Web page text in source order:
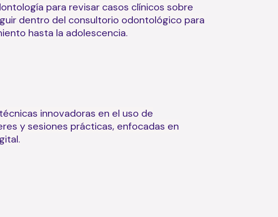
para revisar casos clínicos sobre
dentro del consultorio odontológico para
hasta la adolescencia.
innovadoras en el uso de
y sesiones prácticas, enfocadas en